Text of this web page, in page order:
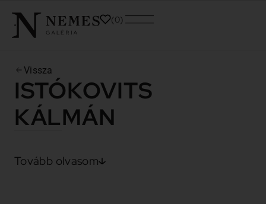
0
Vissza
ISTÓKOVITS
KÁLMÁN
Tovább olvasom